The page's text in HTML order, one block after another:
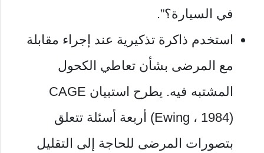
في السيارة؟”.
استخدم ذاكرة تذكيرية عند إجراء مقابلة
مع المرضى بشأن تعاطي الكحول
المشتبه فيه. يطرح استبيان CAGE
(Ewing ، 1984) أربعة أسئلة تتعلق
بتصورات المرضى للحاجة إلى التقليل